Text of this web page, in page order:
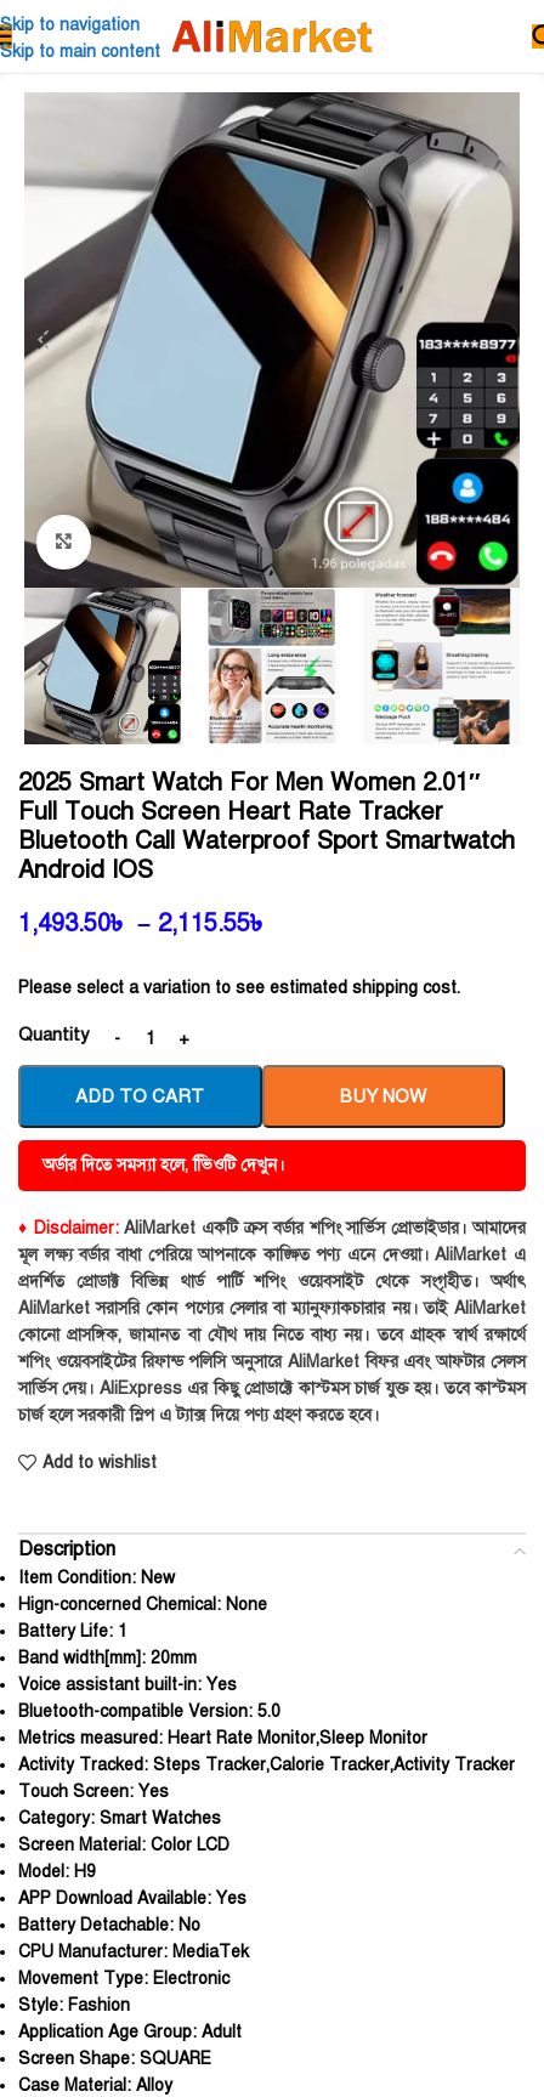
Skip to navigation
Skip to main content
Click to enlarge
2025 Smart Watch For Men Women 2.01″
Full Touch Screen Heart Rate Tracker
Bluetooth Call Waterproof Sport Smartwatch
Android IOS
1,493.50৳ – 2,115.55৳
Please select a variation to see estimated shipping cost.
Quantity
ADD TO CART BUY NOW
অর্ডার দিতে সমস্যা হলে, ভিিওটি দেখুন।
♦ Disclaimer:AliMarket একটি ক্রস বর্ডার শপিং সার্ভিস প্রোভাইডার। আমাদের
মূল লক্ষ্য বর্ডার বাধা পেরিয়ে আপনাকে কাঙ্ক্ষিত পণ্য এনে দেওয়া। AliMarket এ
প্রদর্শিত প্রোডাক্ট বিভিন্ন থার্ড পার্টি শপিং ওয়েবসাইট থেকে সংগৃহীত। অর্থাৎ
AliMarket সরাসরি কোন পণ্যের সেলার বা ম্যানুফ্যাকচারার নয়। তাই AliMarket
কোনো প্রাসঙ্গিক, জামানত বা যৌথ দায় নিতে বাধ্য নয়। তবে গ্রাহক স্বার্থ রক্ষার্থে
শপিং ওয়েবসাইটের রিফান্ড পলিসি অনুসারে AliMarket বিফর এবং আফটার সেলস
সার্ভিস দেয়। AliExpress এর কিছু প্রোডাক্টে কাস্টমস চার্জ যুক্ত হয়। তবে কাস্টমস
চার্জ হলে সরকারী স্লিপ এ ট্যাক্স দিয়ে পণ্য গ্রহণ করতে হবে।
Add to wishlist
Description
Item Condition: New
Hign-concerned Chemical: None
Battery Life: 1
Band width[mm]: 20mm
Voice assistant built-in: Yes
Bluetooth-compatible Version: 5.0
Metrics measured: Heart Rate Monitor,Sleep Monitor
Activity Tracked: Steps Tracker,Calorie Tracker,Activity Tracker
Touch Screen: Yes
Category: Smart Watches
Screen Material: Color LCD
Model: H9
APP Download Available: Yes
Battery Detachable: No
CPU Manufacturer: MediaTek
Movement Type: Electronic
Style: Fashion
Application Age Group: Adult
Screen Shape: SQUARE
Case Material: Alloy